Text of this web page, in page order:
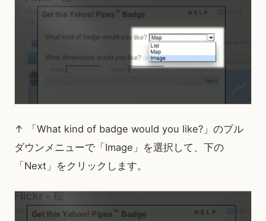
↑ 「What kind of badge would you like?」のプル
ダウンメニューで「Image」を選択して、下の
「Next」をクリックします。